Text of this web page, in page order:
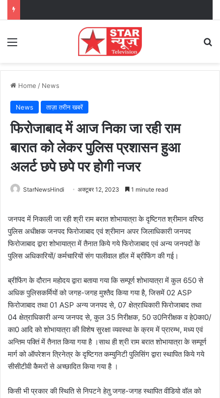
Menu
Home / News
News ताज़ा तरीन खबरें
फिरोजाबाद में आज निका जा रही राम
बारात को लेकर पुलिस प्रशासन हुआ
अलर्ट छपे छपे पर होगी नजर
StarNewsHindi अक्टूबर 12, 2023 1 minute read
जनपद में निकाली जा रही श्री राम बरात शोभायात्रा के दृष्टिगत श्रीमान वरिष्ठ
पुलिस अधीक्षक जनपद फिरोजाबाद एवं श्रीमान अपर जिलाधिकारी जनपद
फिरोजाबाद द्वारा शोभायात्रा में तैनात किये गये फिरोजाबाद एवं अन्य जनपदों के
पुलिस अधिकारियों/ कर्मचारियों संग पालीवाल हॉल में ब्रीफिंग की गई।
ब्रीफिंग के दौरान महोदय द्वारा बताया गया कि सम्पूर्ण शोभायात्रा में कुल 650 से
अधिक पुलिसकर्मियों को जगह-जगह मुश्तैद किया गया है, जिसमें 02 ASP
फिरोजाबाद तथा 01 ASP अन्य जनपद से, 07 क्षेत्राधिकारी फिरोजाबाद तथा
04 क्षेत्राधिकारी अन्य जनपद से, कुल 35 निरीक्षक, 50 उ0निरीक्षक व हे0का0/
का0 आदि को शोभायात्रा की विशेष सुरक्षा व्यवस्था के क्रम में प्रारम्भ, मध्य एवं
अन्तिम पक्तिं में तैनात किया गया है ।साथ ही श्री राम बरात शोभायात्रा के सम्पूर्ण
मार्ग को ऑपरेशन त्रिनेत्र के दृष्टिगत कम्युनिटी पुलिसिंग द्वारा स्थापित किये गये
सीसीटीवी कैमरों से अच्छादित किया गया है ।
किसी भी प्रकार की स्थिति से निपटने हेतु जगह-जगह स्थापित वीडियो वॉल को